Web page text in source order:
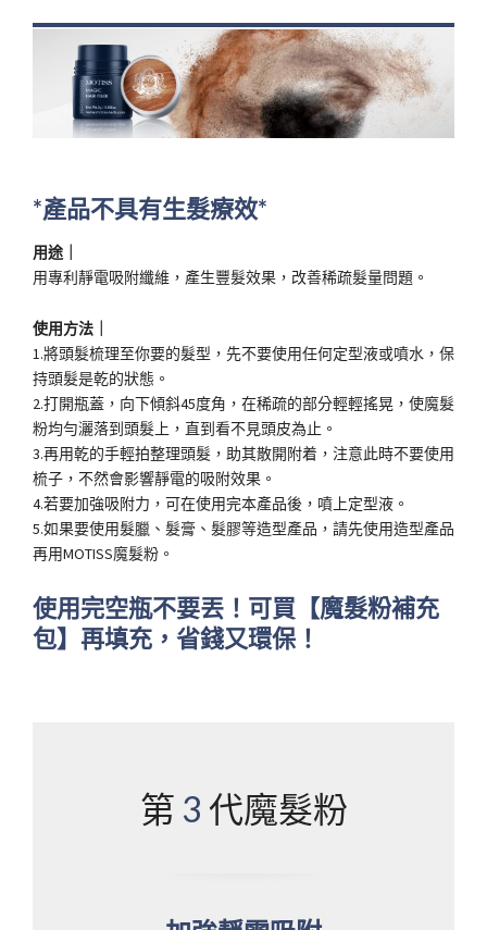
*產品不具有生髮療效*
用途｜
用專利靜電吸附纖維，產生豐髮效果，改善稀疏髮量問題。
使用方法｜
1.將頭髮梳理至你要的髮型，先不要使用任何定型液或噴水，保
持頭髮是乾的狀態。
2.打開瓶蓋，向下傾斜45度角，在稀疏的部分輕輕搖晃，使魔髮
粉均勻灑落到頭髮上，直到看不見頭皮為止。
3.再用乾的手輕拍整理頭髮，助其散開附着，注意此時不要使用
梳子，不然會影響靜電的吸附效果。
4.若要加強吸附力，可在使用完本產品後，噴上定型液。
5.如果要使用髮臘、髮膏、髮膠等造型產品，請先使用造型產品
再用MOTISS魔髮粉。
使用完空瓶不要丟！可買【魔髮粉補充
包】再填充，省錢又環保！
第 3 代魔髮粉